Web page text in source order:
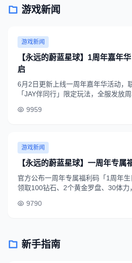
游戏新闻
游戏新闻
【永远的蔚蓝星球】1周年嘉年
启
6月2日更新上线一周年嘉年华活动，
「JAY伴同行」限定玩法，全服发放
9959
游戏新闻
【永远的蔚蓝星球】一周年专属
官方公布一周年专属福利码「1周年
领取100钻石、2个黄金罗盘、30体力
换。9790
新手指南